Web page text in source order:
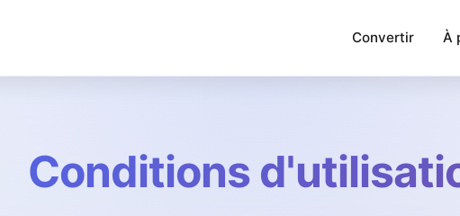
Convertir À
Conditions